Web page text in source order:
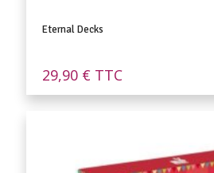
Eternal Decks
29,90 € TTC